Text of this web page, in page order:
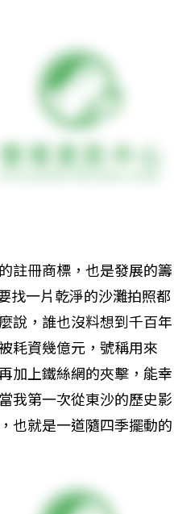
註冊商標，也是發展的籌
找一片乾淨的沙灘拍照都
說，誰也沒料想到千百年
耗資幾億元，號稱用來
加上鐵絲網的夾擊，能幸
我第一次從東沙的歷史影
也就是一道隨四季擺動的